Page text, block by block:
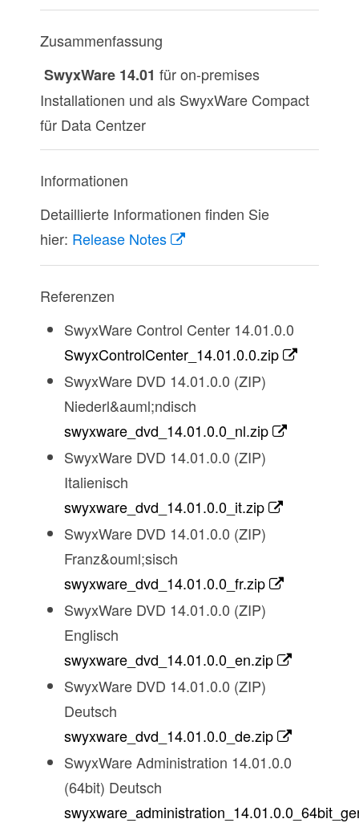
Zusammenfassung
SwyxWare 14.01 für on-premises
Installationen und als SwyxWare Compact
für Data Centzer
Informationen
Detaillierte Informationen finden Sie
hier: Release Notes
Referenzen
SwyxWare Control Center 14.01.0.0
SwyxControlCenter_14.01.0.0.zip
SwyxWare DVD 14.01.0.0 (ZIP)
Niederl&auml;ndisch
swyxware_dvd_14.01.0.0_nl.zip
SwyxWare DVD 14.01.0.0 (ZIP)
Italienisch
swyxware_dvd_14.01.0.0_it.zip
SwyxWare DVD 14.01.0.0 (ZIP)
Franz&ouml;sisch
swyxware_dvd_14.01.0.0_fr.zip
SwyxWare DVD 14.01.0.0 (ZIP)
Englisch
swyxware_dvd_14.01.0.0_en.zip
SwyxWare DVD 14.01.0.0 (ZIP)
Deutsch
swyxware_dvd_14.01.0.0_de.zip
SwyxWare Administration 14.01.0.0
(64bit) Deutsch